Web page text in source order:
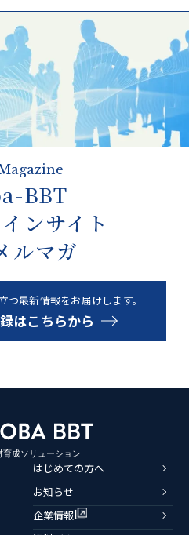
BBT
ンサイト
ルマガ
最新情報をお届けします。
はこちらから
はじめての方へ
お知らせ
企業情報